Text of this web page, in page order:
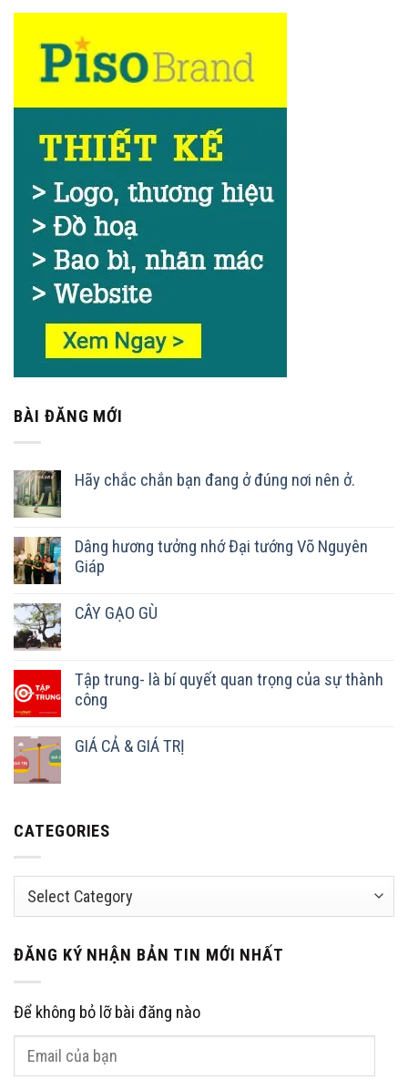
BÀI ĐĂNG MỚI
Hãy chắc chắn bạn đang ở đúng nơi nên ở.
Dâng hương tưởng nhớ Đại tướng Võ Nguyên
Giáp
CÂY GẠO GÙ
Tập trung- là bí quyết quan trọng của sự thành
công
GIÁ CẢ & GIÁ TRỊ
CATEGORIES
Categories
ĐĂNG KÝ NHẬN BẢN TIN MỚI NHẤT
Để không bỏ lỡ bài đăng nào
Email